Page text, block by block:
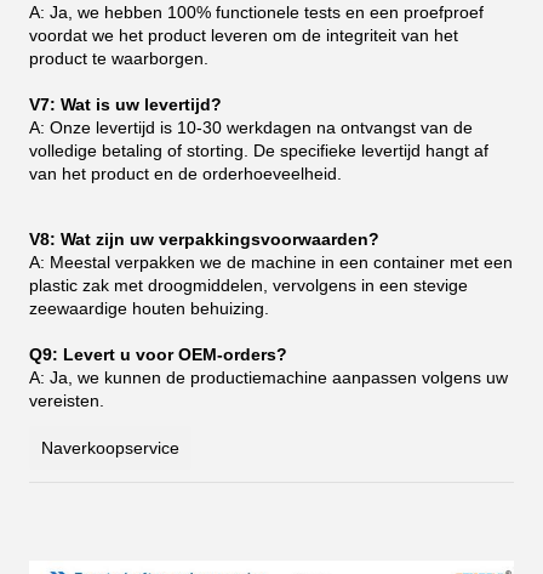
A: Ja, we hebben 100% functionele tests en een proefproef
voordat we het product leveren om de integriteit van het
product te waarborgen.
V7: Wat is uw levertijd?
A: Onze levertijd is 10-30 werkdagen na ontvangst van de
volledige betaling of storting. De specifieke levertijd hangt af
van het product en de orderhoeveelheid.
V8: Wat zijn uw verpakkingsvoorwaarden?
A: Meestal verpakken we de machine in een container met een
plastic zak met droogmiddelen, vervolgens in een stevige
zeewaardige houten behuizing.
Q9: Levert u voor OEM-orders?
A: Ja, we kunnen de productiemachine aanpassen volgens uw
vereisten.
Naverkoopservice